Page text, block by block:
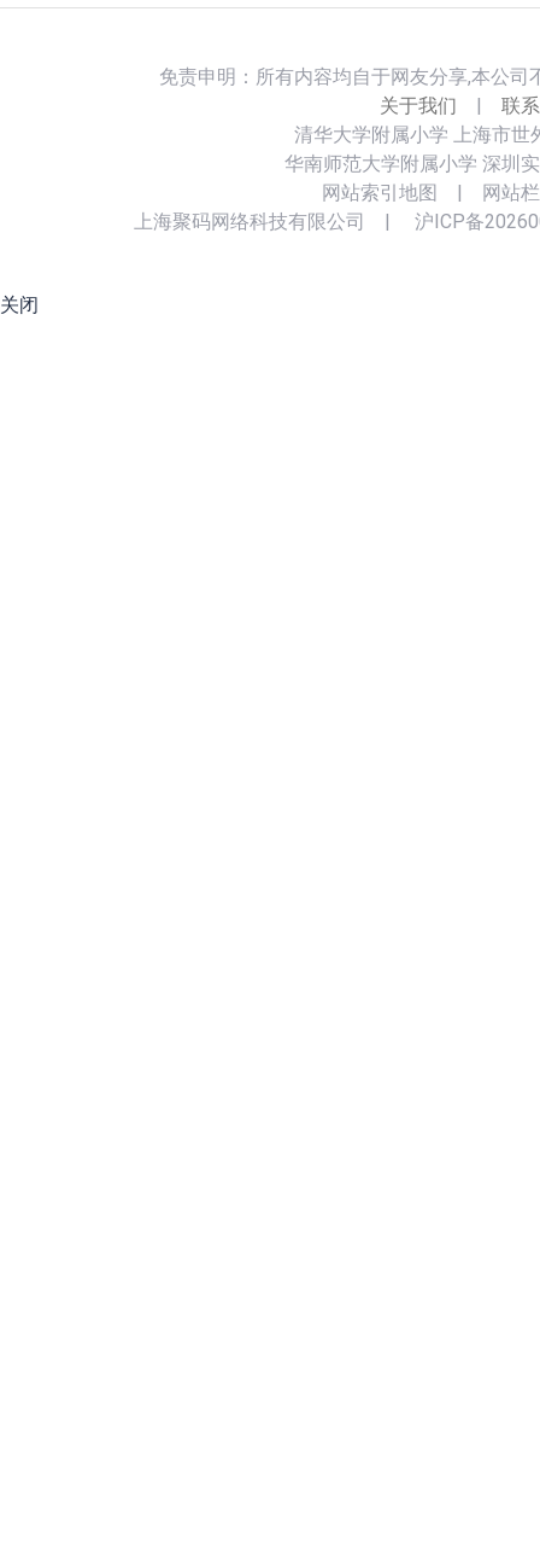
免责申明：所有内容均自于网友分享,本公
关于我们
联
清华大学附属小学 上海市世
华南师范大学附属小学 深圳
网站索引地图
网站
上海聚码网络科技有限公司
沪ICP备
关闭